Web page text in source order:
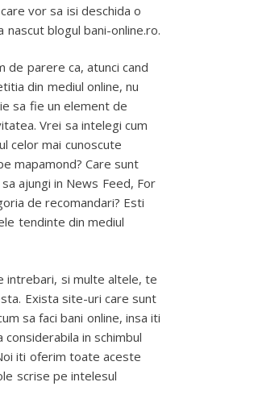
vor sa isi deschida o
nascut blogul bani-online.ro.
de parere ca, atunci cand
din mediul online, nu
sa fie un element de
Vrei sa intelegi cum
celor mai cunoscute
mapamond? Care sunt
ajungi in News Feed, For
de recomandari? Esti
tendinte din mediul
intrebari, si multe altele, te
Exista site-uri care sunt
sa faci bani online, insa iti
in schimbul
iti oferim toate aceste
scrise pe intelesul